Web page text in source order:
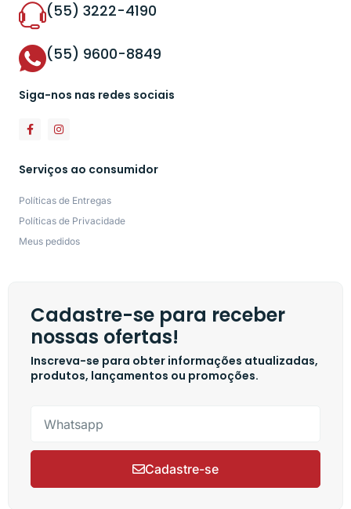
(55) 3222-4190
(55) 9600-8849
Siga-nos nas redes sociais
Serviços ao consumidor
Políticas de Entregas
Políticas de Privacidade
Meus pedidos
Cadastre-se para receber
nossas ofertas!
Inscreva-se para obter informações atualizadas,
produtos, lançamentos ou promoções.
Cadastre-se